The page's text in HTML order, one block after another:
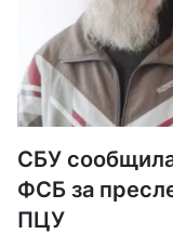
СБУ
ФСБ за
ПЦУ